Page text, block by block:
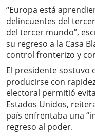
“Europa está
delincuentes del
del tercer mundo”,
su regreso a la Casa
control fronterizo y
El presidente sostuvo
producirse con
electoral permitió
Estados Unidos,
país enfrentaba una
regreso al poder.